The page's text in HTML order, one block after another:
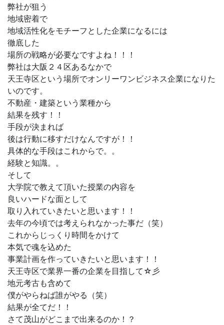
弊社が狙う
地域密着で
地域活性化をモチーフとした企業になるには
徹底した
場所の戦略が必要なですよね！！！
弊社は大阪２４区あるなかで
天王寺区という場所でオンリーワンビジネス企業になりた
いのです。
不動産・建築という業種から
結果を残す！！
手段が決まれば
後は行動に移すだけなんですが！！
具体的な手段はこれからで。。
経験と知識。。
そして
大学院で教えて頂いた授業の内容を
良いハードな面として
取り入れていきたいと思います！！
去年の今頃では考えられなかった事だ（笑）
これからじっくり時間をかけて
本気で魂を込めた
事業計画を作っていきたいと思います！！
天王寺区で業界一番の企業を目指して☆彡
地元考古も含めて
僕がやらねば誰がやる（笑）
結果が全てだ！！
さて茂山がどこまで出来るのか！？